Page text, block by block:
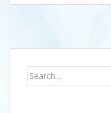
članaka
Search